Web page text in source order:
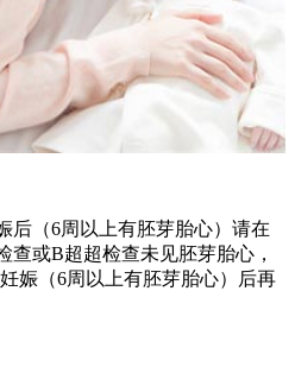
（6周以上有胚芽胎心）请在
查或B超超检查未见胚芽胎心，
娠（6周以上有胚芽胎心）后再